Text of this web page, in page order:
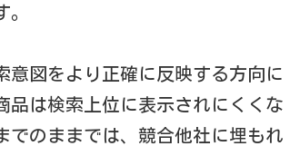
意図をより正確に反映する方向に
品は検索上位に表示されにくくな
でのままでは、競合他社に埋もれ